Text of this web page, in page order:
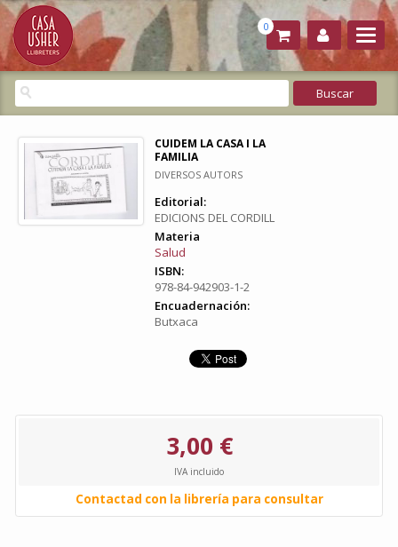
0
CUIDEM LA CASA I LA
FAMILIA
DIVERSOS AUTORS
Editorial:
EDICIONS DEL CORDILL
Materia
Salud
ISBN:
978-84-942903-1-2
Encuadernación:
Butxaca
3,00 €
IVA incluido
Contactad con la librería para consultar